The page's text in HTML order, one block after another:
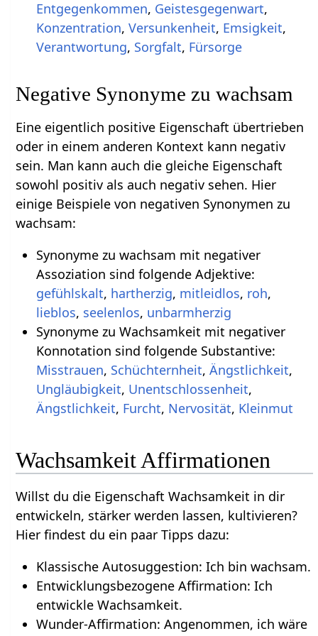
Entgegenkommen, Geistesgegenwart,
Konzentration, Versunkenheit, Emsigkeit,
Verantwortung, Sorgfalt, Fürsorge
Negative Synonyme zu wachsam
Eine eigentlich positive Eigenschaft übertrieben
oder in einem anderen Kontext kann negativ
sein. Man kann auch die gleiche Eigenschaft
sowohl positiv als auch negativ sehen. Hier
einige Beispiele von negativen Synonymen zu
wachsam:
Synonyme zu wachsam mit negativer
Assoziation sind folgende Adjektive:
gefühlskalt, hartherzig, mitleidlos, roh,
lieblos, seelenlos, unbarmherzig
Synonyme zu Wachsamkeit mit negativer
Konnotation sind folgende Substantive:
Misstrauen, Schüchternheit, Ängstlichkeit,
Ungläubigkeit, Unentschlossenheit,
Ängstlichkeit, Furcht, Nervosität, Kleinmut
Wachsamkeit Affirmationen
Willst du die Eigenschaft Wachsamkeit in dir
entwickeln, stärker werden lassen, kultivieren?
Hier findest du ein paar Tipps dazu:
Klassische Autosuggestion: Ich bin wachsam.
Entwicklungsbezogene Affirmation: Ich
entwickle Wachsamkeit.
Wunder-Affirmation: Angenommen, ich wäre